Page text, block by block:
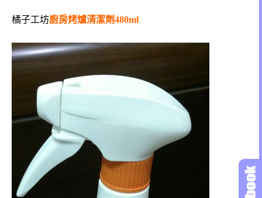
橘子工坊廚房烤爐清潔劑480ml